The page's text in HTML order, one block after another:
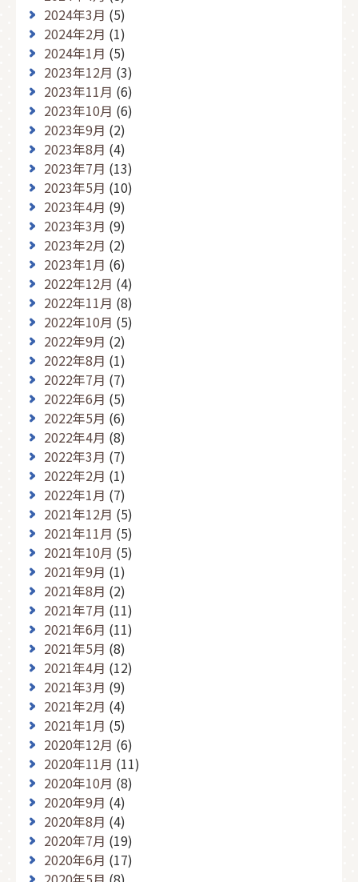
2024年3月 (5)
2024年2月 (1)
2024年1月 (5)
2023年12月 (3)
2023年11月 (6)
2023年10月 (6)
2023年9月 (2)
2023年8月 (4)
2023年7月 (13)
2023年5月 (10)
2023年4月 (9)
2023年3月 (9)
2023年2月 (2)
2023年1月 (6)
2022年12月 (4)
2022年11月 (8)
2022年10月 (5)
2022年9月 (2)
2022年8月 (1)
2022年7月 (7)
2022年6月 (5)
2022年5月 (6)
2022年4月 (8)
2022年3月 (7)
2022年2月 (1)
2022年1月 (7)
2021年12月 (5)
2021年11月 (5)
2021年10月 (5)
2021年9月 (1)
2021年8月 (2)
2021年7月 (11)
2021年6月 (11)
2021年5月 (8)
2021年4月 (12)
2021年3月 (9)
2021年2月 (4)
2021年1月 (5)
2020年12月 (6)
2020年11月 (11)
2020年10月 (8)
2020年9月 (4)
2020年8月 (4)
2020年7月 (19)
2020年6月 (17)